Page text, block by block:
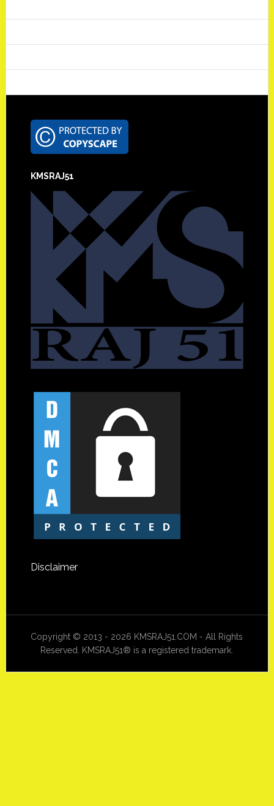
Footer
KMSRAJ51
Disclaimer
Copyright © 2013 - 2026 KMSRAJ51.COM - All Rights
Reserved. KMSRAJ51® is a registered trademark.